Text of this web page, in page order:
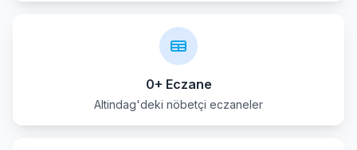
Pursaklar
0+ Eczane
Altindag'deki nöbetçi eczaneler